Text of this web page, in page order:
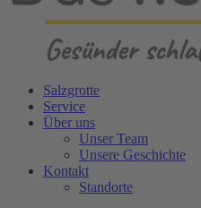
Salzgrotte
Service
Über uns
Unser Team
Unsere Geschichte
Kontakt
Standorte